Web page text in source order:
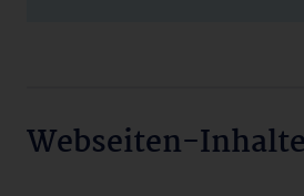
Webseiten-Inhalte